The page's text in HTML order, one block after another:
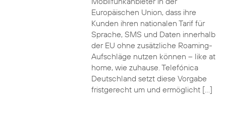
Europäischen Union, dass ihre
Kunden ihren nationalen Tarif für
Sprache, SMS und Daten innerhalb
der EU ohne zusätzliche Roaming-
Aufschläge nutzen können – like at
home, wie zuhause. Telefónica
Deutschland setzt diese Vorgabe
fristgerecht um und ermöglicht […]